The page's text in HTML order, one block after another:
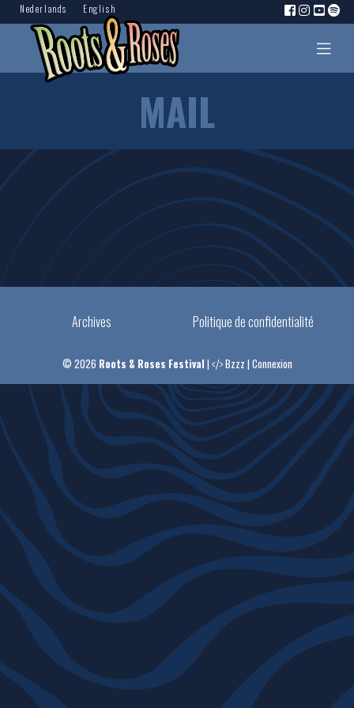
Nederlands English
MAIL
Archives Politique de confidentialité
© 2026 Roots & Roses Festival | Bzzz | Connexion